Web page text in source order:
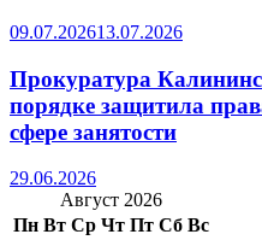
09.07.202613.07.2026
Прокуратура
порядке защитила
сфере занятости
29.06.2026
Август 2026
Пн Вт Ср Чт Пт Сб Вс